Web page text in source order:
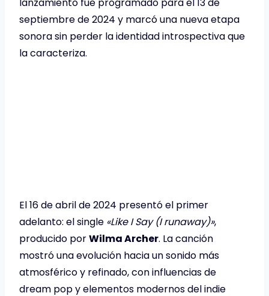
septiembre de 2024 y marcó una nueva etapa
sonora sin perder la identidad introspectiva que
la caracteriza.
El 16 de abril de 2024 presentó el primer
adelanto: el single «Like I Say (I runaway)»,
producido porWilma Archer. La canción
mostró una evolución hacia un sonido más
atmosférico y refinado, con influencias de
dream pop y elementos modernos del indie